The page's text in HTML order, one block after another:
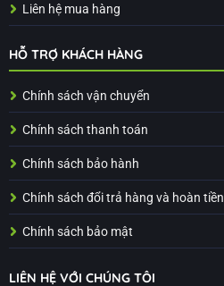
Liên hệ mua hàng
HỖ TRỢ KHÁCH HÀNG
Chính sách vận chuyển
Chính sách thanh toán
Chính sách bảo hành
Chính sách đổi trả hàng và hoàn tiền
Chính sách bảo mật
LIÊN HỆ VỚI CHÚNG TÔI